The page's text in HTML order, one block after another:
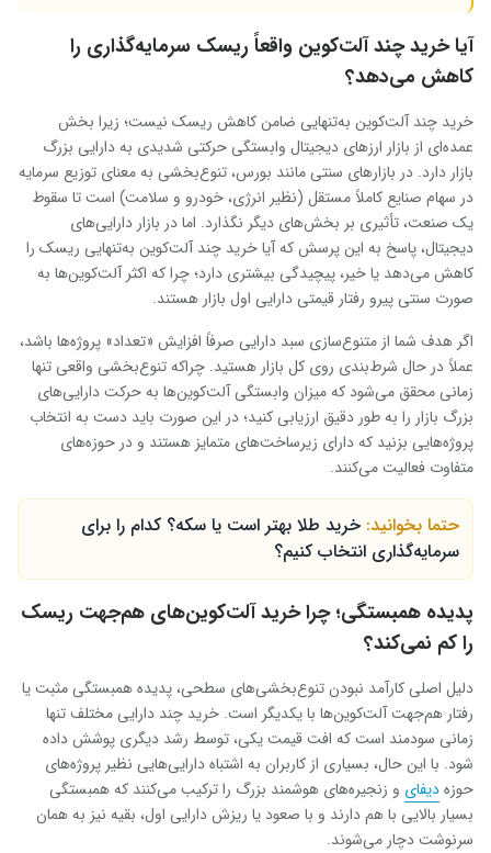
آیا خرید چند آلت‌کوین واقعاً ریسک سرمایه‌گذاری را
کاهش می‌دهد؟
خرید چند آلت‌کوین به‌تنهایی ضامن کاهش ریسک نیست؛ زیرا بخش
عمده‌ای از بازار ارزهای دیجیتال وابستگی حرکتی شدیدی به دارایی بزرگ
بازار دارد. در بازارهای سنتی مانند بورس، تنوع‌بخشی به معنای توزیع سرمایه
در سهام صنایع کاملاً مستقل (نظیر انرژی، خودرو و سلامت) است تا سقوط
یک صنعت، تأثیری بر بخش‌های دیگر نگذارد. اما در بازار دارایی‌های
دیجیتال، پاسخ به این پرسش که آیا خرید چند آلت‌کوین به‌تنهایی ریسک را
کاهش می‌دهد یا خیر، پیچیدگی بیشتری دارد؛ چرا که اکثر آلت‌کوین‌ها به
صورت سنتی پیرو رفتار قیمتی دارایی اول بازار هستند.
اگر هدف شما از متنوع‌سازی سبد دارایی صرفاً افزایش «تعداد» پروژه‌ها باشد،
عملاً در حال شرط‌بندی روی کل بازار هستید. چراکه تنوع‌بخشی واقعی تنها
زمانی محقق می‌شود که میزان وابستگی آلت‌کوین‌ها به حرکت دارایی‌های
بزرگ بازار را به طور دقیق ارزیابی کنید؛ در این صورت باید دست به انتخاب
پروژه‌هایی بزنید که دارای زیرساخت‌های متمایز هستند و در حوزه‌های
متفاوت فعالیت می‌کنند.
حتما بخوانید: خرید طلا بهتر است یا سکه؟ کدام را برای
سرمایه‌گذاری انتخاب کنیم؟
پدیده همبستگی؛ چرا خرید آلت‌کوین‌های هم‌جهت ریسک
را کم نمی‌کند؟
دلیل اصلی کارآمد نبودن تنوع‌بخشی‌های سطحی، پدیده همبستگی مثبت یا
رفتار هم‌جهت آلت‌کوین‌ها با یکدیگر است. خرید چند دارایی مختلف تنها
زمانی سودمند است که افت قیمت یکی، توسط رشد دیگری پوشش داده
شود. با این حال، بسیاری از کاربران به اشتباه دارایی‌هایی نظیر پروژه‌های
حوزهدیفای و زنجیره‌های هوشمند بزرگ را ترکیب می‌کنند که همبستگی
بسیار بالایی با هم دارند و با صعود یا ریزش دارایی اول، بقیه نیز به همان
سرنوشت دچار می‌شوند.